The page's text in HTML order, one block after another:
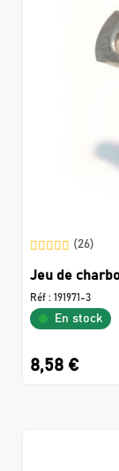
(26)
Jeu de
Réf : 191971-3
En stock
8,58 €